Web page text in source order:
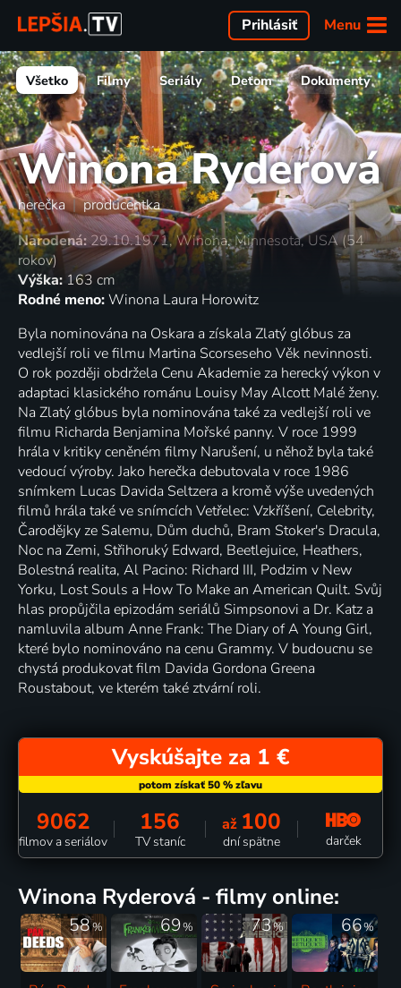
Menu
Prihlásiť
Všetko Filmy Seriály Deťom Dokumenty
Winona Ryderová
herečka | producentka
Narodená:29.10.1971, Winona, Minnesota, USA (54
rokov)
Výška: 163 cm
Rodné meno:Winona Laura Horowitz
Byla nominována na Oskara a získala Zlatý glóbus za
vedlejší roli ve filmu Martina Scorseseho Věk nevinnosti.
O rok později obdržela Cenu Akademie za herecký výkon v
adaptaci klasického románu Louisy May Alcott Malé ženy.
Na Zlatý glóbus byla nominována také za vedlejší roli ve
filmu Richarda Benjamina Mořské panny. V roce 1999
hrála v kritiky ceněném filmy Narušení, u něhož byla také
vedoucí výroby. Jako herečka debutovala v roce 1986
snímkem Lucas Davida Seltzera a kromě výše uvedených
filmů hrála také ve snímcích Vetřelec: Vzkříšení, Celebrity,
Čarodějky ze Salemu, Dům duchů, Bram Stoker's Dracula,
Noc na Zemi, Střihoruký Edward, Beetlejuice, Heathers,
Bolestná realita, Al Pacino: Richard III, Podzim v New
Yorku, Lost Souls a How To Make an American Quilt. Svůj
hlas propůjčila epizodám seriálů Simpsonovi a Dr. Katz a
namluvila album Anne Frank: The Diary of A Young Girl,
které bylo nominováno na cenu Grammy. V budoucnu se
chystá produkovat film Davida Gordona Greena
Roustabout, ve kterém také ztvární roli.
Vyskúšajte za 1 €
9062
filmov a seriálov
156
TV staníc
až 100
dní spätne darček
Winona Ryderová - filmy online:
58% 69% 73% 66%